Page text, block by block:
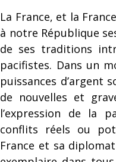
La France, et la
à notre République
de ses traditions
pacifistes. Dans un
puissances d’argent
de nouvelles et
l’expression de la
conflits réels ou
France et sa